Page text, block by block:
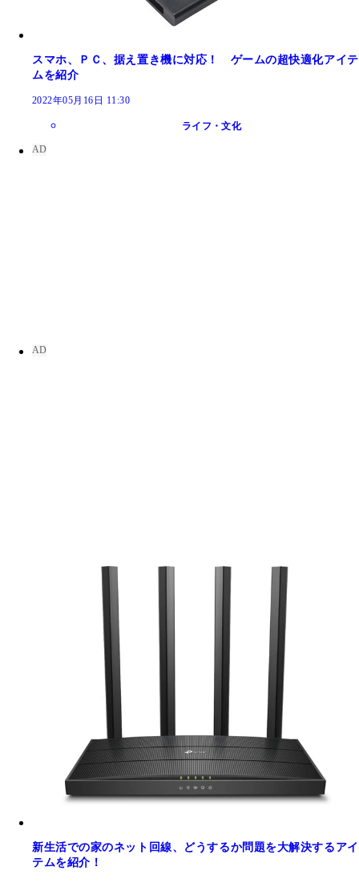
スマホ、ＰＣ、据え置き機に対応！ ゲームの超快適化アイテ
ムを紹介
2022年05月16日 11:30
ライフ・文化
新生活での家のネット回線、どうするか問題を大解決するアイ
テムを紹介！